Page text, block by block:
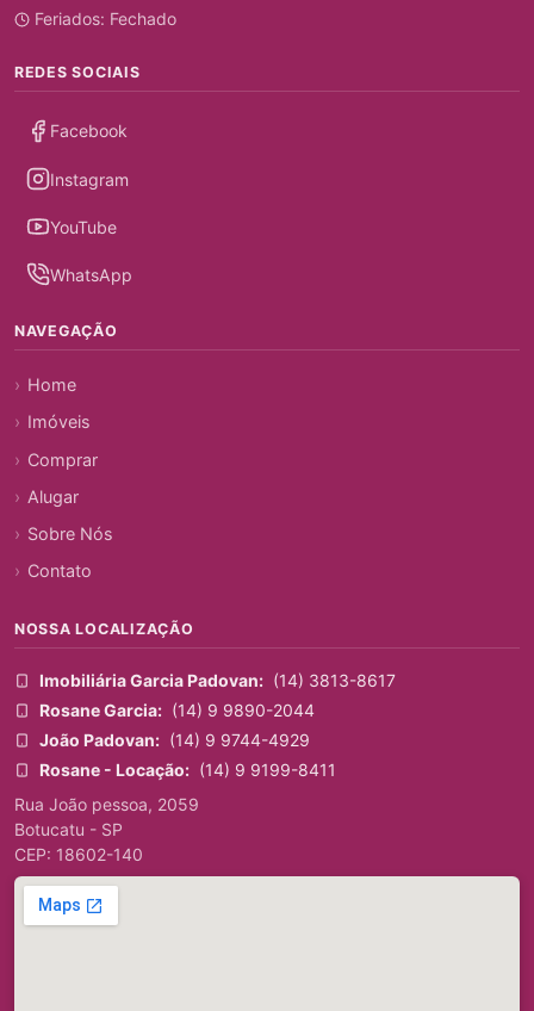
Feriados: Fechado
REDES SOCIAIS
Facebook
Instagram
YouTube
WhatsApp
NAVEGAÇÃO
Home
Imóveis
Comprar
Alugar
Sobre Nós
Contato
NOSSA LOCALIZAÇÃO
Imobiliária Garcia Padovan: (14) 3813-8617
Rosane Garcia: (14) 9 9890-2044
João Padovan: (14) 9 9744-4929
Rosane - Locação: (14) 9 9199-8411
Rua João pessoa, 2059
Botucatu - SP
CEP: 18602-140